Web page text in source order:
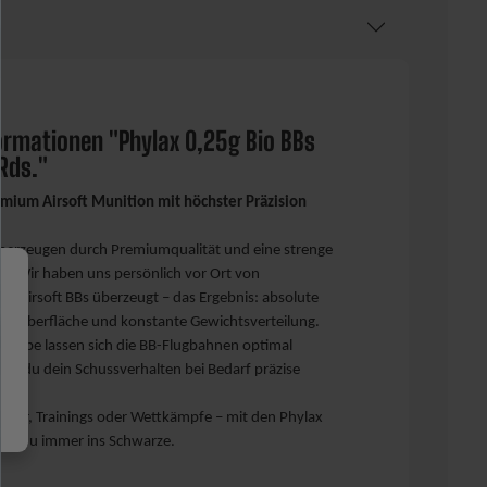
"Phylax 0,25g Bio BBs
Airsoft Munition mit höchster Präzision
durch Premiumqualität und eine strenge
Wir haben uns persönlich vor Ort von
Airsoft BBs überzeugt – das Ergebnis: absolute
Oberfläche und konstante Gewichtsverteilung.
Farbe lassen sich die BB-Flugbahnen optimal
du dein Schussverhalten bei Bedarf präzise
Trainings oder Wettkämpfe – mit den Phylax
du immer ins Schwarze.